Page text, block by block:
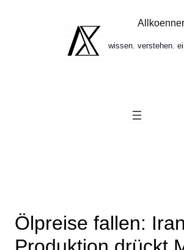
Allkoenner
wissen. verstehen.
Ölpreise fallen: